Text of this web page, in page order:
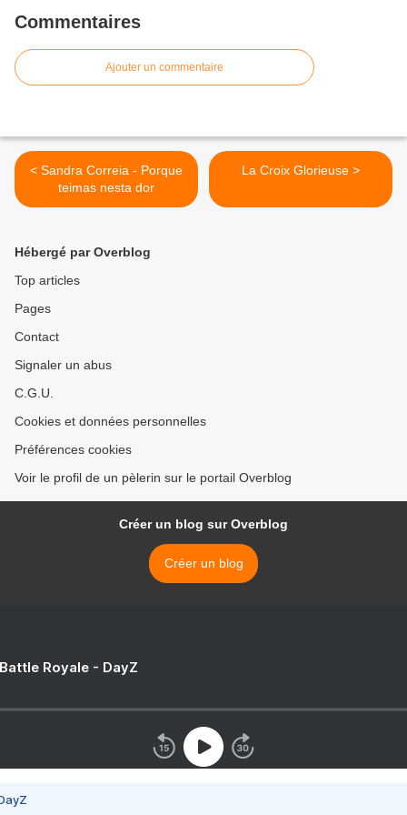
Commentaires
Ajouter un commentaire
< Sandra Correia - Porque
teimas nesta dor
La Croix Glorieuse >
Hébergé par Overblog
Top articles
Pages
Contact
Signaler un abus
C.G.U.
Cookies et données personnelles
Préférences cookies
Voir le profil de un pèlerin sur le portail Overblog
Créer un blog sur Overblog
Créer un blog
Royale - DayZ